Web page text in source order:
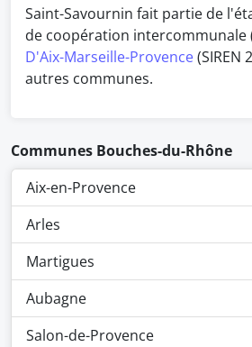
Saint-Savournin fait partie de
de coopération intercommunale
D'Aix-Marseille-Provence(SIREN
autres communes.
Communes Bouches-du-Rhône
Aix-en-Provence
Arles
Martigues
Aubagne
Salon-de-Provence